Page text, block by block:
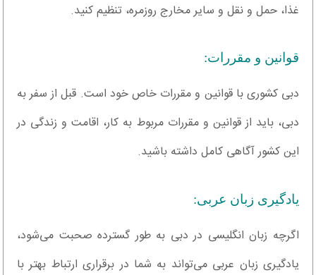
غذا، حمل و نقل و سایر مخارج روزمره، تنظیم کنید.
قوانین و مقررات:
دبی کشوری با قوانین و مقررات خاص خود است. قبل از سفر به
دبی، باید از قوانین و مقررات مربوط به کار، اقامت و زندگی در
این کشور آگاهی کامل داشته باشید.
یادگیری زبان عربی:
اگرچه زبان انگلیسی در دبی به طور گسترده صحبت می‌شود،
یادگیری زبان عربی می‌تواند به شما در برقراری ارتباط بهتر با